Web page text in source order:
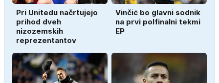
Pri Unitedu načrtujejo
prihod dveh
nizozemskih
reprezentantov
Vinčić bo glavni sodnik
na prvi polfinalni tekmi
EP